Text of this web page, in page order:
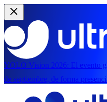
YOLO Vision 2026: El evento
de septiembre, de forma